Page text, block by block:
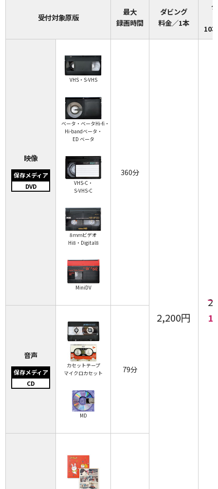
受付対象原版
最大
録画時間
ダビング
料金／1本
10
映像
保存メディア
DVD
VHS・S-VHS
ベータ・ベータHi-fi・
Hi-bandベータ・
ED ベータ
VHS-C・
S-VHS-C
8ｍｍビデオ
Hi8・Digital8
MiniDV
360分
2,200円
音声
保存メディア
CD
カセットテープ
マイクロカセット
MD
79分